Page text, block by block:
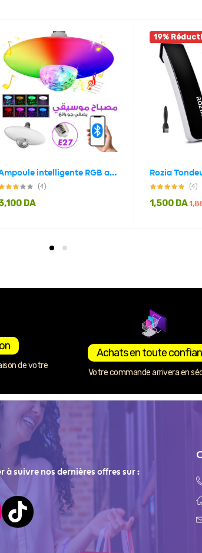
Ampoule intelligente RGB avec haut-parleur Bluetooth 30W
(4)
DA
19%
(4)
1,500 DA
de votre
Achats en toute
Votre commande arrivera en
à suivre nos dernières offres sur :